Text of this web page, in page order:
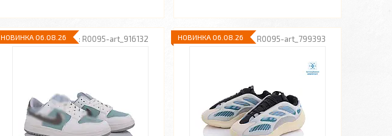
R0095-art_916132
НОВИНКА 06.08.26 R0095-art_799393
НОВИНКА 06.08.26